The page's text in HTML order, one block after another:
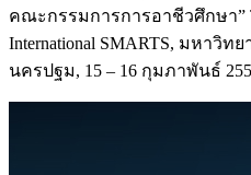
คณะกรรมการการอาชีวศึกษา”
International SMARTS, มหาวิ
นครปฐม, 15 – 16 กุมภาพันธ์